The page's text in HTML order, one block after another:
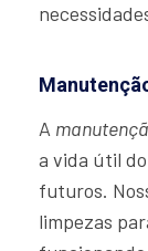
A
a vida útil
futuros.
limpezas